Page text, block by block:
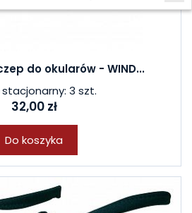
do okularów - WIND...
stacjonarny: 3 szt.
32,00 zł
Do koszyka